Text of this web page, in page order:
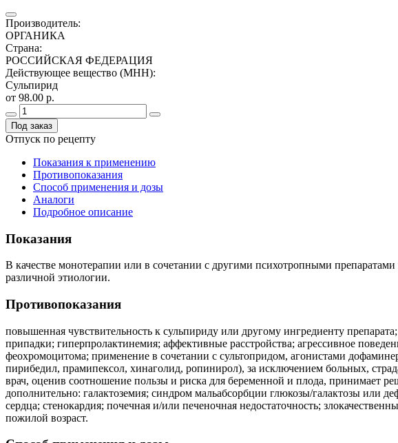
Производитель:
ОРГАНИКА
Страна:
РОССИЙСКАЯ ФЕДЕРАЦИЯ
Действующее вещество (МНН):
Сульпирид
от 98.00 р.
Под заказ
Отпуск по рецепту
Показания к применению
Противопоказания
Способ применения и дозы
Аналоги
Подробное описание
Показания
В качестве монотерапии или в сочетании с другими психотропными
различной этиологии.
Противопоказания
повышенная чувствительность к сульпириду или другому ингредиенту
припадки; гиперпролактинемия; аффективные расстройства; агрессивное
феохромоцитома; применение в сочетании с сультопридом, агонистами
пирибедил, прамипексол, хинаголид, ропинирол), за исключением больных,
врач, оценив соотношение пользы и риска для беременной и плода, принимает
дополнительно: галактоземия; синдром мальабсорбции глюкозы/галактозы или
сердца; стенокардия; почечная и/или печеночная недостаточность;
пожилой возраст.